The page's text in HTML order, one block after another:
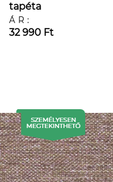
tapéta
ÁR:
32 990 Ft